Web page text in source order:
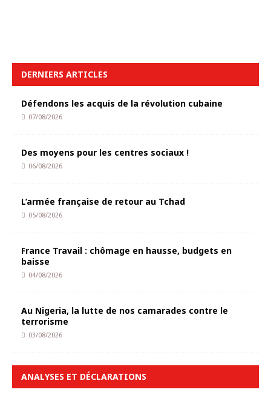
DERNIERS ARTICLES
Défendons les acquis de la révolution cubaine
07/08/2026
Des moyens pour les centres sociaux !
06/08/2026
L’armée française de retour au Tchad
05/08/2026
France Travail : chômage en hausse, budgets en
baisse
04/08/2026
Au Nigeria, la lutte de nos camarades contre le
terrorisme
03/08/2026
ANALYSES ET DÉCLARATIONS